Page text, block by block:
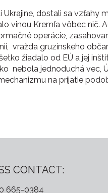
dostali sa
vinou Kremľa vôbec nič.
operácie,
vražda gruzínskeho
žiadalo od EÚ a jej
nebola jednoduchá vec,
na prijatie
CONTACT:
665-0384